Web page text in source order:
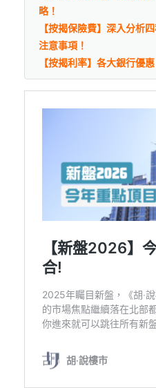
略！
【按揭保險費】深入分析
注意事項！
【按揭利率】各大銀行優